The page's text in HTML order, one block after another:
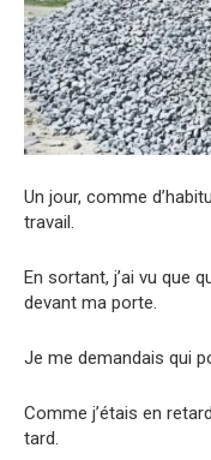
Un jour, comme
travail.
En sortant, j’ai vu que
devant ma porte.
Je me demandais qui
Comme j’étais en
tard.